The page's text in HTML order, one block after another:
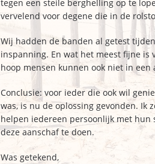
tegen een steile berghelling op te
vervelend voor degene die in de
Wij hadden de banden al getest
inspanning. En wat het meest fijne is
hoop mensen kunnen ook niet in
Conclusie: voor ieder die ook wil
was, is nu de oplossing gevonden. Ik
helpen iedereen persoonlijk met hun
deze aanschaf te doen.
Was getekend,